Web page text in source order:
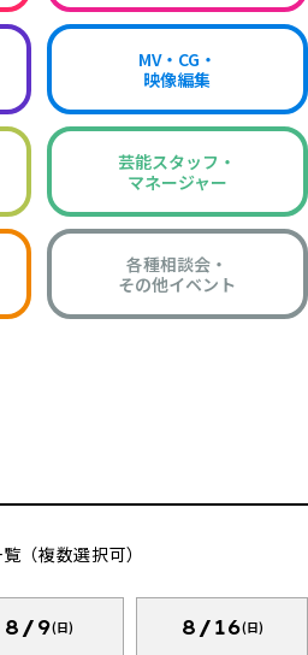
MV・CG・
映像編集
芸能スタッフ・
マネージャー
各種相談会・
その他イベント
（複数選択可）
8/9(日) 8/16(日)